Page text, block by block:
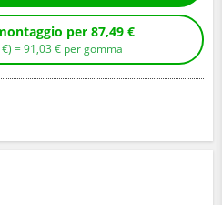
Compra senza montaggio per 87,49 €
€ ) =91,03 € per gomma